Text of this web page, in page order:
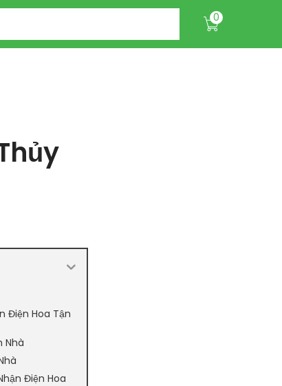
0
Điện Hoa Tận
Nhà
Điện Hoa